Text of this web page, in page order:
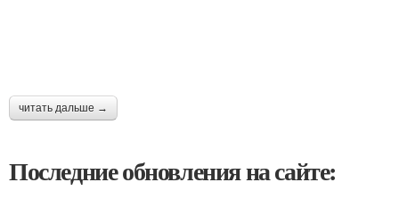
читать дальше →
Последние обновления на сайте: